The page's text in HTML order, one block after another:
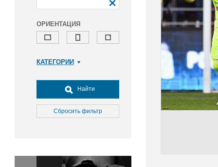
ОРИЕНТАЦИЯ
КАТЕГОРИИ
Досуг, туризм и отдых
Культура
Медицина
Окружающая среда
Найти
Сбросить фильтр